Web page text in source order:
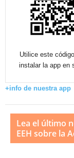
Utilice este
instalar la app en
+info de nuestra app
Lea el último
EEH sobre la